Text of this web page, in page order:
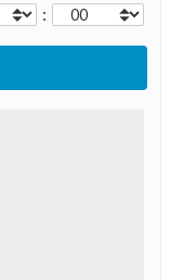
: